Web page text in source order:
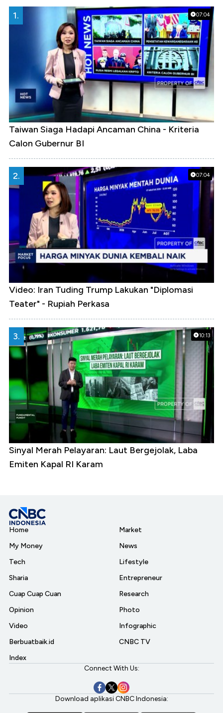
07:04
1.
Taiwan Siaga Hadapi Ancaman China - Kriteria
Calon Gubernur BI
07:04
2.
Video: Iran Tuding Trump Lakukan "Diplomasi
Teater" - Rupiah Perkasa
10:13
3.
Sinyal Merah Pelayaran: Laut Bergejolak, Laba
Emiten Kapal RI Karam
Home
My Money
Tech
Sharia
Cuap Cuap Cuan
Opinion
Video
Berbuatbaik.id
Index
Market
News
Lifestyle
Entrepreneur
Research
Photo
Infographic
CNBC TV
Connect With Us:
Download aplikasi CNBC Indonesia: